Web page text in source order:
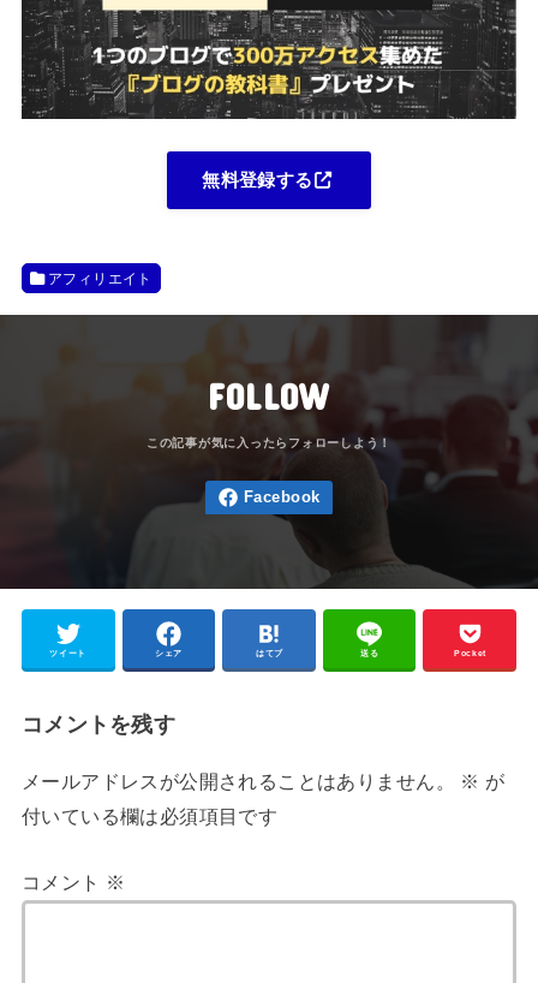
無料登録する
アフィリエイト
FOLLOW
ツイート シェア はてブ 送る Pocket
コメントを残す
メールアドレスが公開されることはありません。 ※ が
付いている欄は必須項目です
コメント ※